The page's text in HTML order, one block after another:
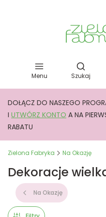
Menu
Otwórz
Szukaj
DOŁĄCZ DO NASZEGO
I UTWÓRZ KONTO A NA
RABATU
Zielona Fabryka Na Okazję
Dekoracje
Na Okazję